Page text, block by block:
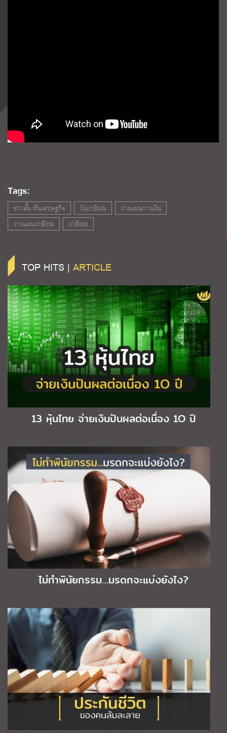
Tags:
ข่าวสั้น ทันเศรษฐกิจ วัยเกษียณ
วางแผนการเงิน
วางแผนเกษียณ
เกษียณ
TOP HITS | ARTICLE
13 หุ้นไทย จ่ายเงินปันผลต่อเนื่อง 1O ปี
ไม่ทำพินัยกรรม…มรดกจะแบ่งยังไง?